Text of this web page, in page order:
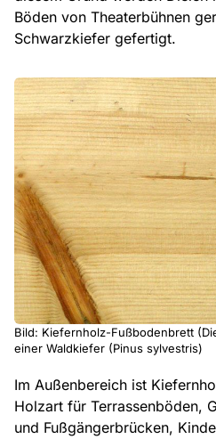
Böden von Theaterbühnen
Schwarzkiefer gefertigt.
Bild: Kiefernholz-Fußbodenbrett
einer Waldkiefer (Pinus sylvestris)
Im Außenbereich ist
Holzart für Terrassenböden,
und Fußgängerbrücken,